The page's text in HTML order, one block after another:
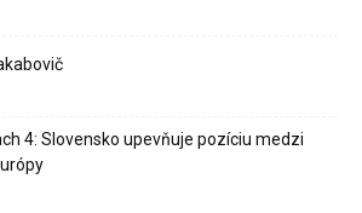
4: Slovensko upevňuje pozíciu medzi